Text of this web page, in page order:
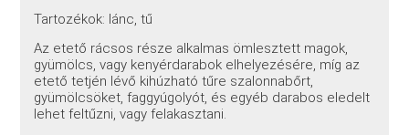
Tartozékok: lánc, tű
Az etető rácsos része alkalmas ömlesztett magok,
gyümölcs, vagy kenyérdarabok elhelyezésére, míg az
etető tetjén lévő kihúzható tűre szalonnabőrt,
gyümölcsöket, faggyúgolyót, és egyéb darabos eledelt
lehet feltűzni, vagy felakasztani.